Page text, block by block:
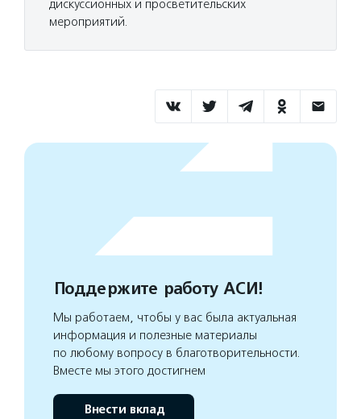
дискуссионных и просветительских
мероприятий.
Поддержите работу АСИ!
Мы работаем, чтобы у вас была актуальная
информация и полезные материалы
по любому вопросу в благотворительности.
Вместе мы этого достигнем
Внести вклад